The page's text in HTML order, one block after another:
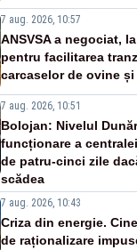
7 aug. 2026, 10:57
ANSVSA a negociat,
pentru facilitarea
carcaselor de ovine
7 aug. 2026, 10:51
Bolojan: Nivelul
funcționare a
de patru-cinci zile
scădea
7 aug. 2026, 10:43
Criza din energie.
de raționalizare